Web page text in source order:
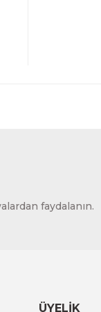
faydalanın.
ÜYELİK